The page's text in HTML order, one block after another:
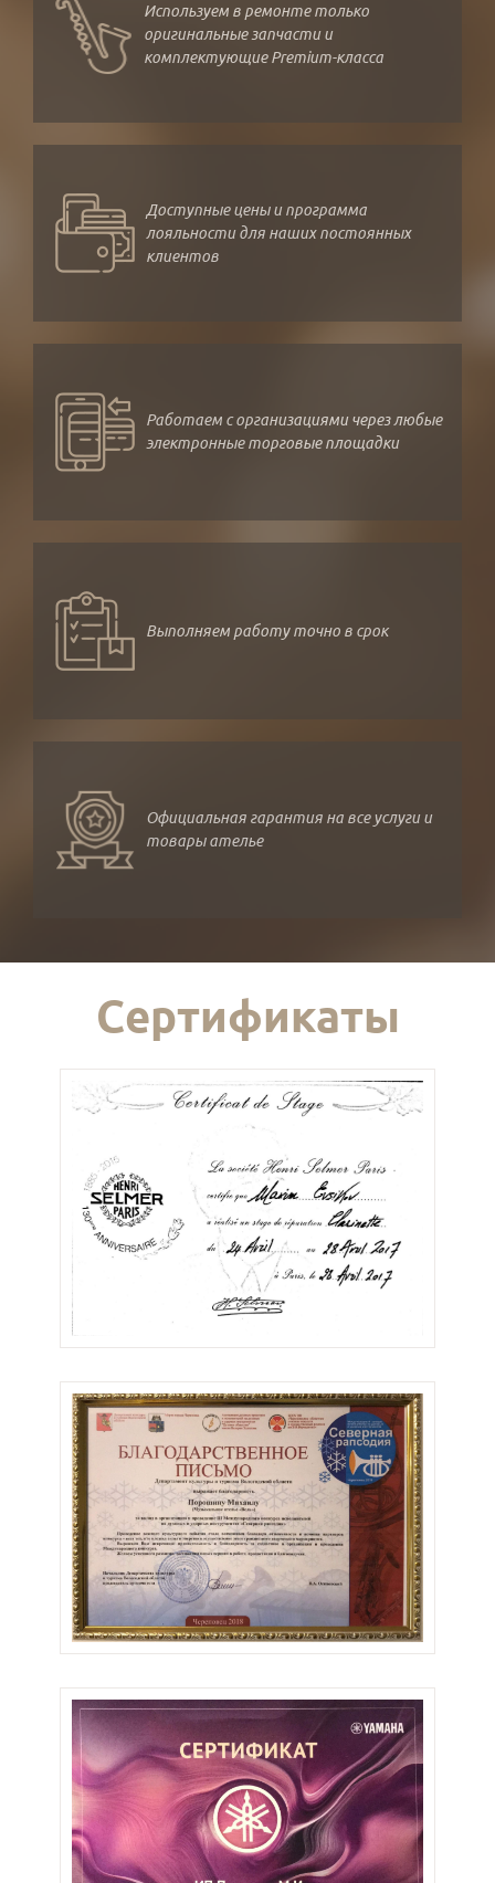
Используем в ремонте только
оригинальные запчасти и
комплектующие Premium-класса
Доступные цены и программа
лояльности для наших постоянных
клиентов
Работаем с организациями через любые
электронные торговые площадки
Выполняем работу точно в срок
Официальная гарантия на все услуги и
товары ателье
Сертификаты